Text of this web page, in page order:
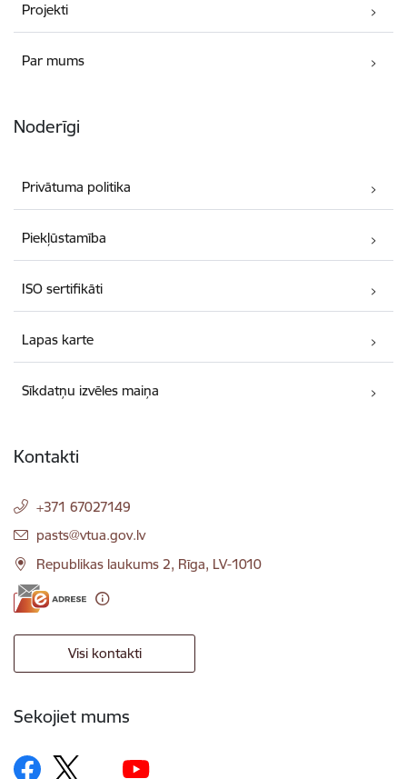
Projekti
Par mums
Noderīgi
Privātuma politika
Piekļūstamība
ISO sertifikāti
Lapas karte
Sīkdatņu izvēles maiņa
Kontakti
+371 67027149
E-pasts:
pasts@vtua.gov.lv
Republikas laukums 2, Rīga, LV-1010
Visi kontakti
Sekojiet mums